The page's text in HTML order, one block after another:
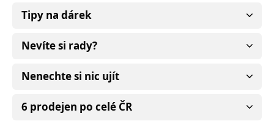
Tipy na dárek
Nevíte si rady?
Nenechte si nic ujít
6 prodejen po celé ČR